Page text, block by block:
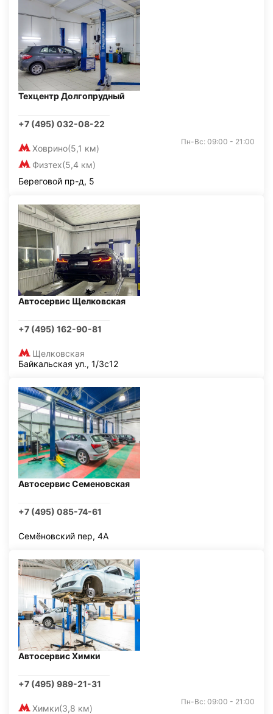
Техцентр Долгопрудный
+7 (495) 032-08-22
Ховрино(5,1 км)
Физтех(5,4 км)
Пн-Вс: 09:00 - 21:00
Береговой пр-д, 5
Автосервис Щелковская
+7 (495) 162-90-81
Щелковская
Байкальская ул., 1/3с12
Автосервис Семеновская
+7 (495) 085-74-61
Семёновский пер, 4А
Автосервис Химки
+7 (495) 989-21-31
Химки(3,8 км)
Пн-Вс: 09:00 - 21:00